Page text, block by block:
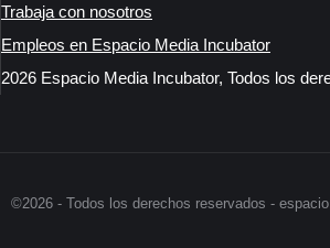
Trabaja con nosotros
Empleos en Espacio Media Incubator
2026 Espacio Media Incubator, Todos los
©2026 - Todos los derechos reservados - espacio